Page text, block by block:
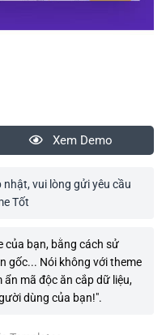
Xem Demo
vui lòng gửi yêu cầu
Tốt
của bạn, bằng cách sử
gốc... Nói không với theme
mã độc ăn cắp dữ liệu,
dùng của bạn!".